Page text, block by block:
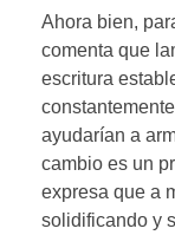
Ahora bien,
comenta que
escritura
ayudarían a
cambio es un
expresa que a
solidificando y